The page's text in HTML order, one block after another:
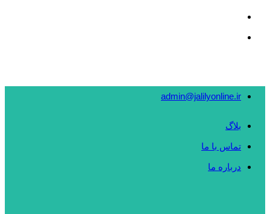
admin@jalilyonline.ir
بلاگ
تماس با ما
درباره ما